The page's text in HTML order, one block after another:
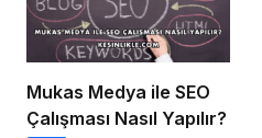
Mukas Medya ile SEO
Çalışması Nasıl Yapılır?